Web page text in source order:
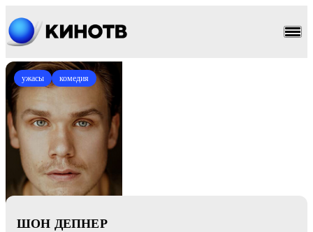
ужасы комедия
ШОН ДЕПНЕР